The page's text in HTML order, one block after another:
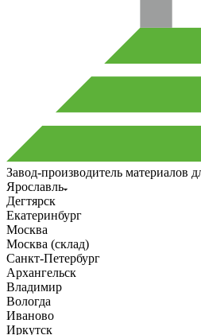
Завод-производитель материалов
Ярославль
Дегтярск
Екатеринбург
Москва
Москва (склад)
Санкт-Петербург
Архангельск
Владимир
Вологда
Иваново
Иркутск